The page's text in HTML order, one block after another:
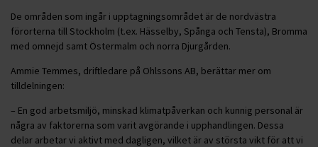
De områden som ingår i upptagningsområdet är de nordvästra
förorterna till Stockholm (t.ex. Hässelby, Spånga och Tensta), Bromma
med omnejd samt Östermalm och norra Djurgården.
Ammie Temmes, driftledare på Ohlssons AB, berättar mer om
tilldelningen:
– En god arbetsmiljö, minskad klimatpåverkan och kunnig personal är
några av faktorerna som varit avgörande i upphandlingen. Dessa
delar arbetar vi aktivt med dagligen, vilket är av största vikt för att vi